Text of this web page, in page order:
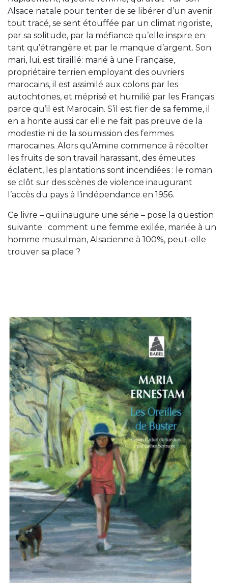
Alsace natale pour tenter de se libérer d’un avenir
tout tracé, se sent étouffée par un climat rigoriste,
par sa solitude, par la méfiance qu’elle inspire en
tant qu’étrangère et par le manque d’argent. Son
mari, lui, est tiraillé: marié à une Française,
propriétaire terrien employant des ouvriers
marocains, il est assimilé aux colons par les
autochtones, et méprisé et humilié par les Français
parce qu’il est Marocain. S’il est fier de sa femme, il
en a honte aussi car elle ne fait pas preuve de la
modestie ni de la soumission des femmes
marocaines. Alors qu’Amine commence à récolter
les fruits de son travail harassant, des émeutes
éclatent, les plantations sont incendiées : le roman
se clôt sur des scènes de violence inaugurant
l’accès du pays à l’indépendance en 1956.
Ce livre – qui inaugure une série – pose la question
suivante : comment une femme exilée, mariée à un
homme musulman, Alsacienne à 100%, peut-elle
trouver sa place ?